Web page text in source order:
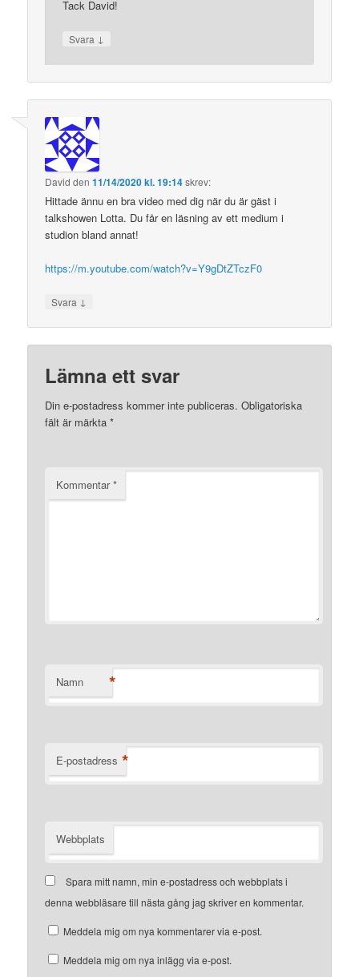
Tack David!
Svara ↓
David den11/14/2020 kl. 19:14skrev:
Hittade ännu en bra video med dig när du är gäst i
talkshowen Lotta. Du får en läsning av ett medium i
studion bland annat!
https://m.youtube.com/watch?v=Y9gDtZTczF0
Svara ↓
Lämna ett svar
Din e-postadress kommer inte publiceras. Obligatoriska
fält är märkta*
Kommentar*
Namn *
E-postadress *
Webbplats
Spara mitt namn, min e-postadress och webbplats i
denna webbläsare till nästa gång jag skriver en kommentar.
Meddela mig om nya kommentarer via e-post.
Meddela mig om nya inlägg via e-post.